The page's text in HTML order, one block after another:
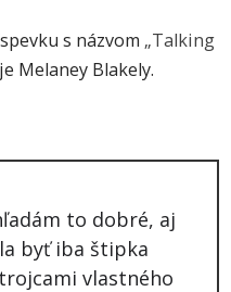
s názvom „Talking
je Melaney Blakely.
to dobré, aj
byť iba štipka
vlastného